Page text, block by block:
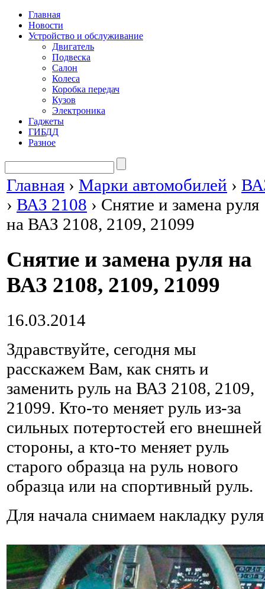
Главная
Новости
Устройство и обслуживание
Двигатель
Подвеска
Салон
Колеса
Коробка передач
Кузов
Электроника
Гаджеты
ГИБДД
Разное
Главная › Марки автомобилей ›
› ВАЗ 2108 › Снятие и замена руля
на ВАЗ 2108, 2109, 21099
Снятие и замена руля на
ВАЗ 2108, 2109, 21099
16.03.2014
Здравствуйте, сегодня мы
расскажем Вам, как снять и
заменить руль на ВАЗ 2108, 2109,
21099. Кто-то меняет руль из-за
сильных потертостей его внешней
стороны, а кто-то меняет руль
старого образца на руль нового
образца или на спортивный руль.
Для начала снимаем накладку руля